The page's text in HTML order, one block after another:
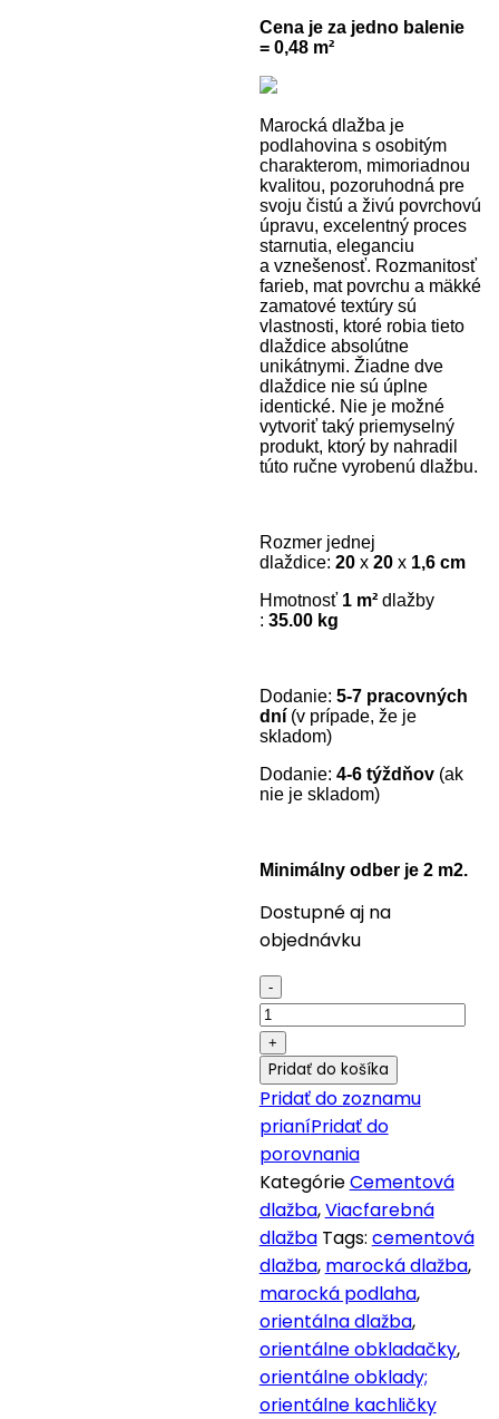
Cena je za jedno balenie
= 0,48 m²
Marocká dlažba je
podlahovina s osobitým
charakterom, mimoriadnou
kvalitou, pozoruhodná pre
svoju čistú a živú povrchovú
úpravu, excelentný proces
starnutia, eleganciu
a vznešenosť. Rozmanitosť
farieb, mat povrchu a mäkké
zamatové textúry sú
vlastnosti, ktoré robia tieto
dlaždice absolútne
unikátnymi. Žiadne dve
dlaždice nie sú úplne
identické. Nie je možné
vytvoriť taký priemyselný
produkt, ktorý by nahradil
túto ručne vyrobenú dlažbu.
Rozmer jednej
dlaždice: 20 x20x1,6 cm
Hmotnosť 1 m²dlažby
: 35.00 kg
Dodanie: 5-7 pracovných
dní (v prípade, že je
skladom)
Dodanie: 4-6 týždňov (ak
nie je skladom)
Minimálny odber je 2 m2.
Dostupné aj na
objednávku
Cementová
vzorová
dlažba
m3051
quantity
Pridať do košíka
Pridať do zoznamu
prianíPridať do
porovnania
KategórieCementová
dlažba,Viacfarebná
dlažba Tags: cementová
dlažba, marocká dlažba,
marocká podlaha,
orientálna dlažba,
orientálne obkladačky,
orientálne obklady;
orientálne kachličky